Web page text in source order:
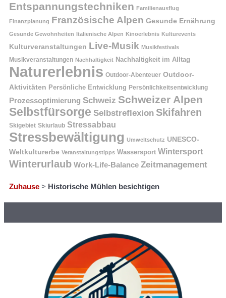
Entspannungstechniken Familienausflug
Finanzplanung Französische Alpen Gesunde Ernährung
Gesunde Gewohnheiten Italienische Alpen Kinoerlebnis Kulturevents
Kulturveranstaltungen Live-Musik Musikfestivals
Musikveranstaltungen Nachhaltigkeit Nachhaltigkeit im Alltag
Naturerlebnis Outdoor-Abenteuer Outdoor-
Aktivitäten Persönliche Entwicklung Persönlichkeitsentwicklung
Prozessoptimierung Schweiz Schweizer Alpen
Selbstfürsorge Selbstreflexion Skifahren
Skigebiet Skiurlaub Stressabbau
Stressbewältigung Umweltschutz UNESCO-
Weltkulturerbe Veranstaltungstipps Wassersport Wintersport
Winterurlaub Work-Life-Balance Zeitmanagement
Zuhause > Historische Mühlen besichtigen